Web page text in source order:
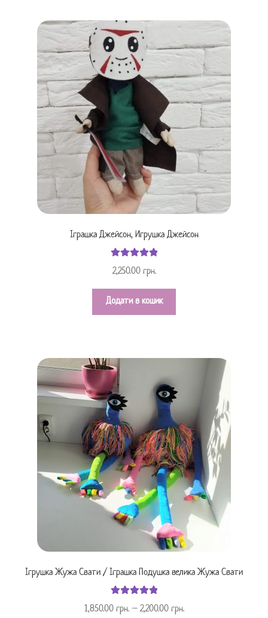
Іграшка Джейсон, Игрушка Джейсон
Оцінено в
з 5
2,250.00 грн.
Додати в кошик
Ігрушка Жужа Свати / Іграшка Подушка велика Жужа Свати
Оцінено в
1,850.00 грн.– 2,200.00 грн.